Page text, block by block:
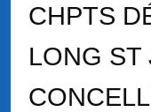
CHPTS
LONG ST